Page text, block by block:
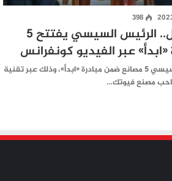
398
احتفالا بعيد العمال.. الرئيس السيسي يفتتح 5
عبر الفيديو كونفرانس
افتتح الرئيس عبد الفتاح السيسي 5 مصانع ضمن مبادرة «ابدأ»، وذلك عبر تقنية
مصنع فيوتك…